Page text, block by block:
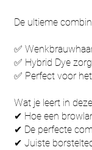
De ultieme
✅
✅ Hybrid Dye
✅ Perfect voor
Wat je leert in
✔ Hoe een
✔ De perfecte
✔ Juiste